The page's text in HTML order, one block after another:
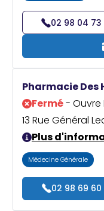
02 98 04 73
Pharmacie Des
Fermé- Ouvre
13 Rue Général
Plus
Médecine Générale
02 98 69 60